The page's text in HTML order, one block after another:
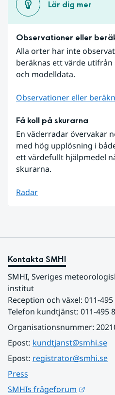
Lär dig mer
Observationer eller
Alla orter har inte
beräknas ett värde
och modelldata.
Observationer eller
Få koll på skurarna
En väderradar övervakar
med hög upplösning i
ett värdefullt hjälpmedel
skurarna.
Radar
Kontakta SMHI
SMHI, Sveriges
institut
Reception och växel: 011-495
Telefon kundtjänst: 011-495
Organisationsnummer:
Epost: kundtjanst@smhi.se
Epost: registrator@smhi.se
Press
SMHIs frågeforum